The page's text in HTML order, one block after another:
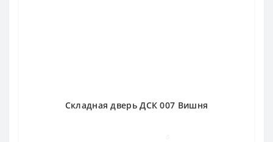
Складная дверь ДСК 007 Вишня